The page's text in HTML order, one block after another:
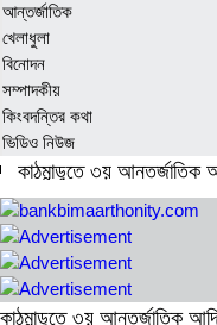
আন্তর্জাতিক
খেলাধুলা
বিনোদন
সম্পাদকীয়
কিংবদন্তির কথা
ভিডিও নিউজ
কাঠমান্ডুতে ৩য় আন্তর্জাতিক
১০ বছরের জ্বালানি পরিকল্পনা
স্বর্ণ উৎপাদনে শীর্ষ ১০ দেশ
জ্বালানি সংকট মোকাবিলায়
কাঠমান্ডুতে ৩য় আন্তর্জাতিক